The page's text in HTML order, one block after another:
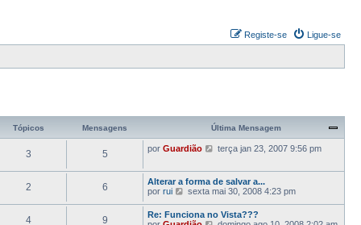
Ligue-se
Registe-se
Tópicos Mensagens Última Mensagem
3 5 por Guardião
V
a
a
ú
l
t
terça jan 23, 2007 9:56 pm
2 6
Alterar a forma de salvar a...
por rui
V
a
sexta mai 30, 2008 4:23 pm
4 9
Re: Funciona no Vista???